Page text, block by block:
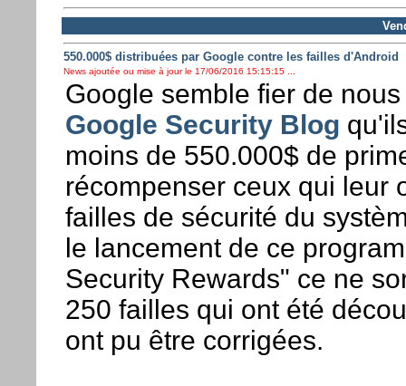
550.000$ distribuées par Google contre les failles d'Android
News ajoutée ou mise à jour le 17/06/2016 15:15:15 ...
Google semble fier de
Google Security Blog
moins de 550.000$ de
récompenser ceux qui leur
failles de sécurité du
le lancement de ce
Security Rewards" ce ne
250 failles qui ont été
ont pu être corrigées.